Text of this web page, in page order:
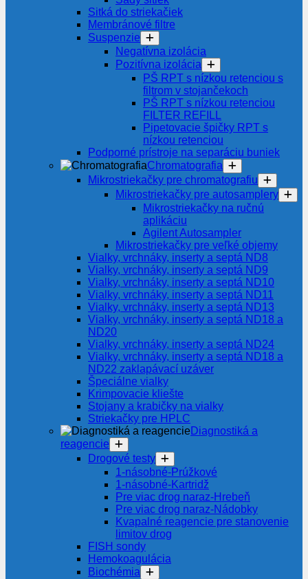
Sitká do striekačiek
Membránové filtre
Suspenzie
Negatívna izolácia
Pozitívna izolácia
PŠ RPT s nízkou retenciou s
filtrom v stojančekoch
PŠ RPT s nízkou retenciou
FILTER REFILL
Pipetovacie špičky RPT s
nízkou retenciou
Podporné prístroje na separáciu buniek
Chromatografia
Mikrostriekačky pre chromatografiu
Mikrostriekačky pre autosamplery
Mikrostriekačky na ručnú
aplikáciu
Agilent Autosampler
Mikrostriekačky pre veľké objemy
Vialky, vrchnáky, inserty a septá ND8
Vialky, vrchnáky, inserty a septá ND9
Vialky, vrchnáky, inserty a septá ND10
Vialky, vrchnáky, inserty a septá ND11
Vialky, vrchnáky, inserty a septá ND13
Vialky, vrchnáky, inserty a septá ND18 a
ND20
Vialky, vrchnáky, inserty a septá ND24
Vialky, vrchnáky, inserty a septá ND18 a
ND22 zaklapávací uzáver
Špeciálne vialky
Krimpovacie kliešte
Stojany a krabičky na vialky
Striekačky pre HPLC
Diagnostiká a
reagencie
Drogové testy
1-násobné-Prúžkové
1-násobné-Kartridž
Pre viac drog naraz-Hrebeň
Pre viac drog naraz-Nádobky
Kvapalné reagencie pre stanovenie
limitov drog
FISH sondy
Hemokoagulácia
Biochémia